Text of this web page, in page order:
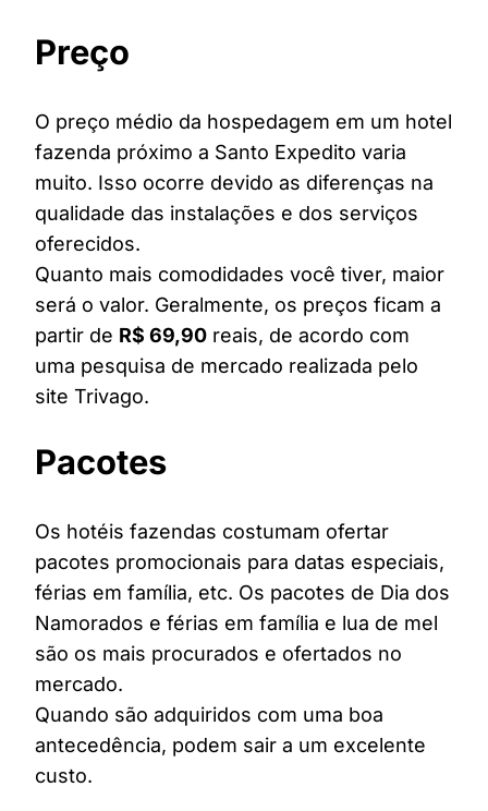
Preço
O preço médio da hospedagem em um hotel
fazenda próximo a Santo Expedito varia
muito. Isso ocorre devido as diferenças na
qualidade das instalações e dos serviços
oferecidos.
Quanto mais comodidades você tiver, maior
será o valor. Geralmente, os preços ficam a
partir de R$ 69,90 reais, de acordo com
uma pesquisa de mercado realizada pelo
site Trivago.
Pacotes
Os hotéis fazendas costumam ofertar
pacotes promocionais para datas especiais,
férias em família, etc. Os pacotes de Dia dos
Namorados e férias em família e lua de mel
são os mais procurados e ofertados no
mercado.
Quando são adquiridos com uma boa
antecedência, podem sair a um excelente
custo.